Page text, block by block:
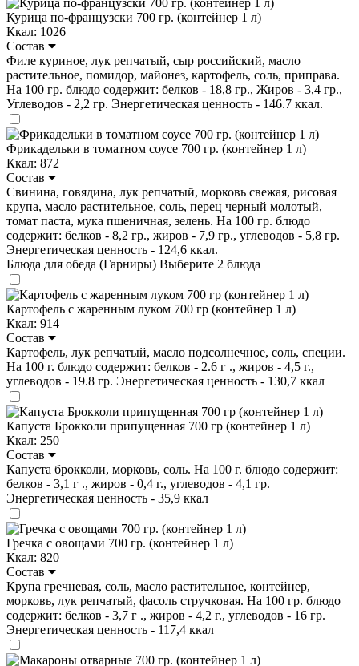
Курица по-французски 700 гр. (контейнер 1 л)
Ккал: 1026
Состав
Филе куриное, лук репчатый, сыр российский, масло
растительное, помидор, майонез, картофель, соль, приправа.
На 100 гр. блюдо содержит: белков - 18,8 гр., Жиров - 3,4 гр.,
Углеводов - 2,2 гр. Энергетическая ценность - 146.7 ккал.
Фрикадельки в томатном соусе 700 гр. (контейнер 1 л)
Ккал: 872
Состав
Свинина, говядина, лук репчатый, морковь свежая, рисовая
крупа, масло растительное, соль, перец черный молотый,
томат паста, мука пшеничная, зелень. На 100 гр. блюдо
содержит: белков - 8,2 гр., жиров - 7,9 гр., углеводов - 5,8 гр.
Энергетическая ценность - 124,6 ккал.
Блюда для обеда (Гарниры) Выберите 2 блюда
Картофель с жаренным луком 700 гр (контейнер 1 л)
Ккал: 914
Состав
Картофель, лук репчатый, масло подсолнечное, соль, специи.
На 100 г. блюдо содержит: белков - 2.6 г ., жиров - 4,5 г.,
углеводов - 19.8 гр. Энергетическая ценность - 130,7 ккал
Капуста Брокколи припущенная 700 гр (контейнер 1 л)
Ккал: 250
Состав
Капуста брокколи, морковь, соль. На 100 г. блюдо содержит:
белков - 3,1 г ., жиров - 0,4 г., углеводов - 4,1 гр.
Энергетическая ценность - 35,9 ккал
Гречка с овощами 700 гр. (контейнер 1 л)
Ккал: 820
Состав
Крупа гречневая, соль, масло растительное, контейнер,
морковь, лук репчатый, фасоль стручковая. На 100 гр. блюдо
содержит: белков - 3,7 г ., жиров - 4,2 г., углеводов - 16 гр.
Энергетическая ценность - 117,4 ккал